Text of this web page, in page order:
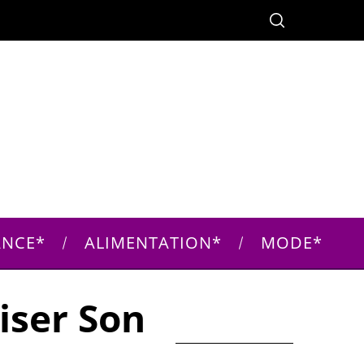
ALIMENTATION MODE
Son